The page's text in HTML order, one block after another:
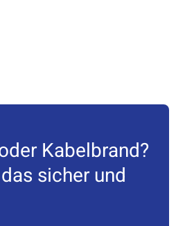
Kabelbrand?
sicher und